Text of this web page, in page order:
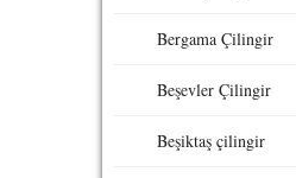
Bergama Çilingir
Beşevler Çilingir
Beşiktaş çilingir